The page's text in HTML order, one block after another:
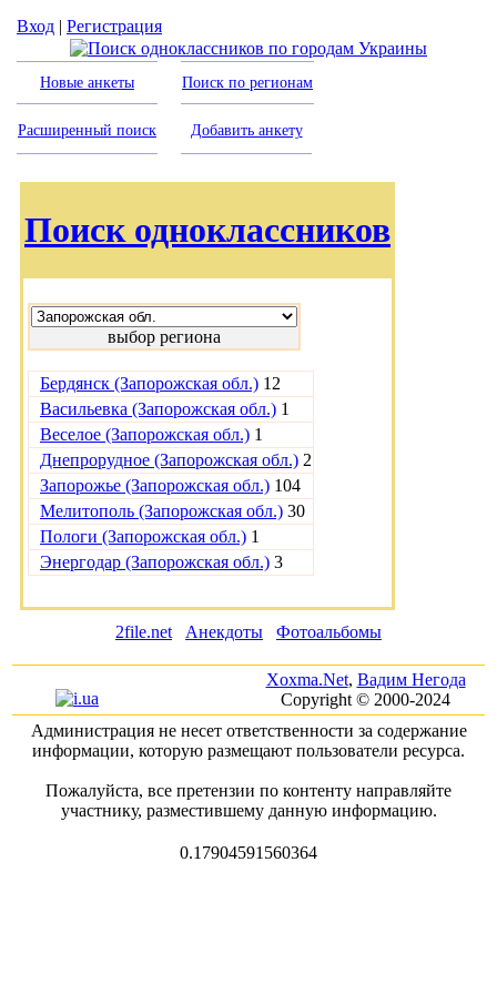
Вход | Регистрация
Новые анкеты Поиск по регионам
Расширенный поиск Добавить анкету
Поиск одноклассников
выбор региона
Бердянск (Запорожская обл.) 12
Васильевка (Запорожская обл.) 1
Веселое (Запорожская обл.) 1
Днепрорудное (Запорожская обл.) 2
Запорожье (Запорожская обл.) 104
Мелитополь (Запорожская обл.) 30
Пологи (Запорожская обл.) 1
Энергодар (Запорожская обл.) 3
2file.net Анекдоты Фотоальбомы
Xoxma.Net, Вадим Негода
Copyright © 2000-2024
Администрация не несет ответственности за содержание
информации, которую размещают пользователи ресурса.
Пожалуйста, все претензии по контенту направляйте
участнику, разместившему данную информацию.
0.17904591560364